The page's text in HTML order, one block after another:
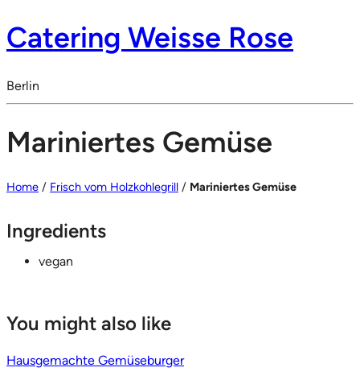
Catering Weisse Rose
Berlin
Mariniertes Gemüse
Home / Frisch vom Holzkohlegrill / Mariniertes Gemüse
Ingredients
vegan
You might also like
Hausgemachte Gemüseburger